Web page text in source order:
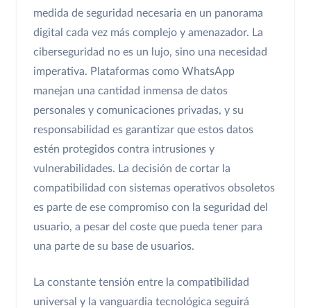
medida de seguridad necesaria en un panorama
digital cada vez más complejo y amenazador. La
ciberseguridad no es un lujo, sino una necesidad
imperativa. Plataformas como WhatsApp
manejan una cantidad inmensa de datos
personales y comunicaciones privadas, y su
responsabilidad es garantizar que estos datos
estén protegidos contra intrusiones y
vulnerabilidades. La decisión de cortar la
compatibilidad con sistemas operativos obsoletos
es parte de ese compromiso con la seguridad del
usuario, a pesar del coste que pueda tener para
una parte de su base de usuarios.
La constante tensión entre la compatibilidad
universal y la vanguardia tecnológica seguirá